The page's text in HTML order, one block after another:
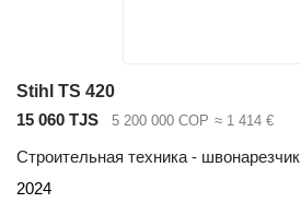
Stihl TS 420
15 060 TJS
5 200 000 COP ≈ 1 414 €
Строительная техника - швонарезчик
2024